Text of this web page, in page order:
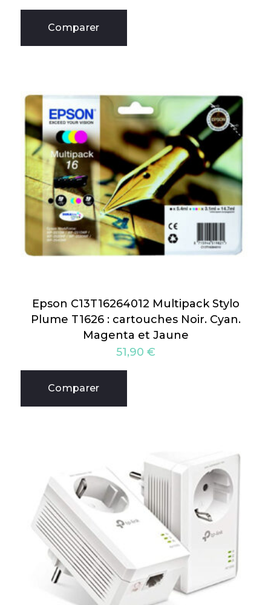
Comparer
Epson C13T16264012 Multipack Stylo
Plume T1626 : cartouches Noir. Cyan.
Magenta et Jaune
51,90 €
Comparer